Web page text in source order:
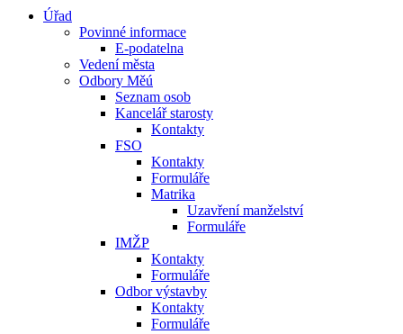
Úřad
Povinné informace
E-podatelna
Vedení města
Odbory Měú
Seznam osob
Kancelář starosty
Kontakty
FSO
Kontakty
Formuláře
Matrika
Uzavření manželství
Formuláře
IMŽP
Kontakty
Formuláře
Odbor výstavby
Kontakty
Formuláře